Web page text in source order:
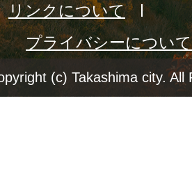
リンクについて
プライバシーについて
(c) Takashima city. All